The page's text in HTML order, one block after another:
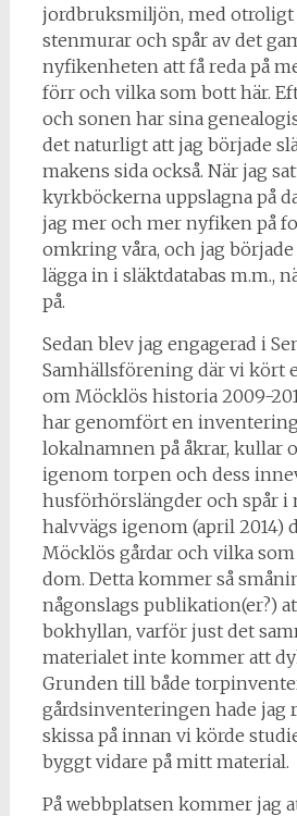
jordbruksmiljön, med otroligt
stenmurar och spår av det
nyfikenheten att få reda på
förr och vilka som bott här.
och sonen har sina
det naturligt att jag började
makens sida också. När jag
kyrkböckerna uppslagna på
jag mer och mer nyfiken på
omkring våra, och jag
lägga in i släktdatabas m.m.,
på.
Sedan blev jag engagerad i
Samhällsförening där vi kört
om Möcklös historia 2009-
har genomfört en
lokalnamnen på åkrar, kullar
igenom torpen och dess
husförhörslängder och spår i
halvvägs igenom (april 2014)
Möcklös gårdar och vilka
dom. Detta kommer så
någonslags publikation(er?)
bokhyllan, varför just det
materialet inte kommer att
Grunden till både
gårdsinventeringen hade jag
skissa på innan vi körde
byggt vidare på mitt material.
På webbplatsen kommer jag